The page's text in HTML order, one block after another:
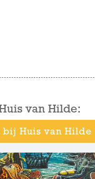
van Hilde:
bij Huis van Hilde